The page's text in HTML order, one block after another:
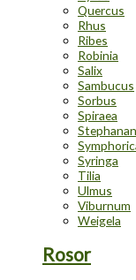
Quercus
Rhus
Ribes
Robinia
Salix
Sambucus
Sorbus
Spiraea
Syringa
Tilia
Ulmus
Viburnum
Weigela
Rosor